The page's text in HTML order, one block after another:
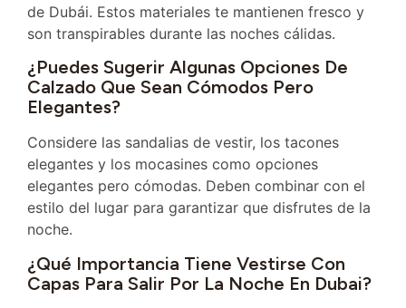
de Dubái. Estos materiales te mantienen fresco y
son transpirables durante las noches cálidas.
¿Puedes Sugerir Algunas Opciones De
Calzado Que Sean Cómodos Pero
Elegantes?
Considere las sandalias de vestir, los tacones
elegantes y los mocasines como opciones
elegantes pero cómodas. Deben combinar con el
estilo del lugar para garantizar que disfrutes de la
noche.
¿Qué Importancia Tiene Vestirse Con
Capas Para Salir Por La Noche En Dubai?